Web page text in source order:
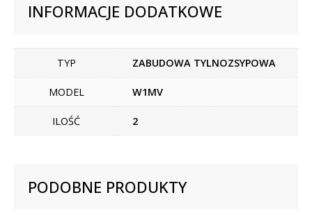
INFORMACJE DODATKOWE
TYP ZABUDOWA TYLNOZSYPOWA
MODEL W1MV
ILOŚĆ 2
PODOBNE PRODUKTY